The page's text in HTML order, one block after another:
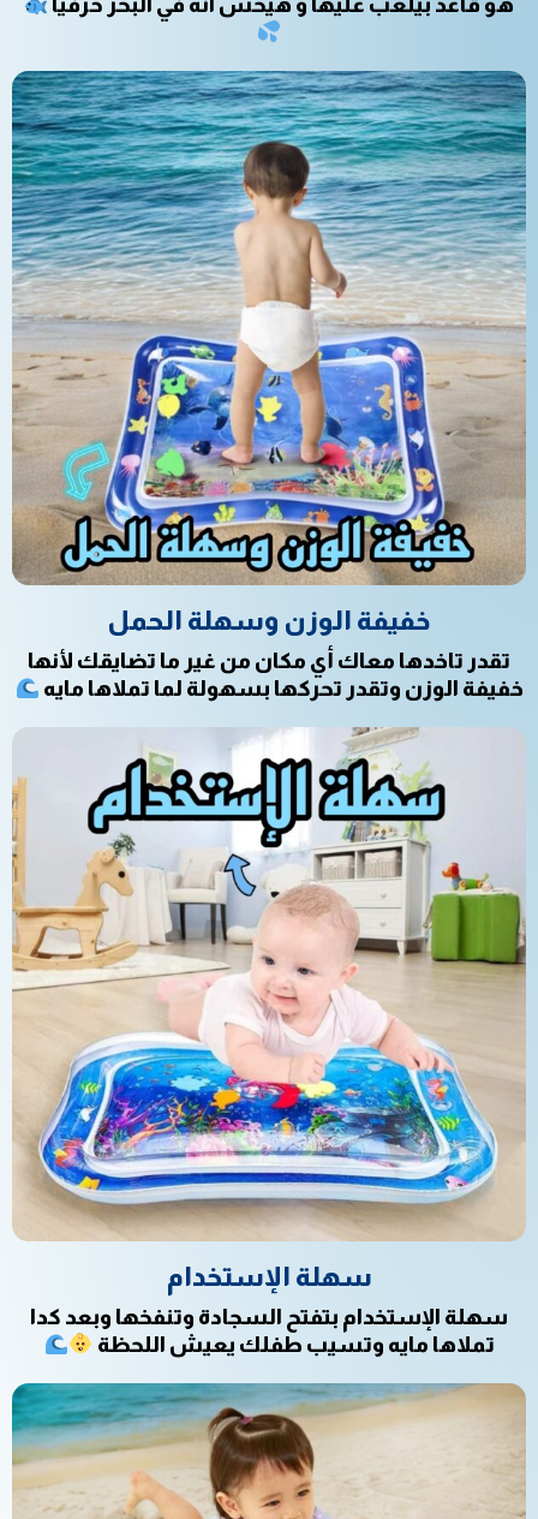
هو قاعد بيلعب عليها و هيحس انه في البحر حرفيا
خفيفة الوزن وسهلة الحمل
تقدر تاخدها معاك أي مكان من غير ما تضايقك لأنها
خفيفة الوزن وتقدر تحركها بسهولة لما تملاها مايه
سهلة الإستخدام
سهلة الإستخدام بتفتح السجادة وتنفخها وبعد كدا
تملاها مايه وتسيب طفلك يعيش اللحظة